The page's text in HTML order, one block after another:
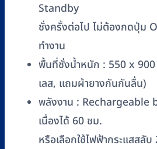
Standby
ชั่งครั้งต่อไป ไม่ต้องกดปุ่ม
ทำงาน
พื้นที่ชั่งน้ำหนัก : 550 x
เลส, แถมผ้ายางกันกันลื่น)
พลังงาน : Rechargeable
เนื่องได้ 60 ชม.
หรือเลือกใช้ไฟฟ้ากระแสสลับ